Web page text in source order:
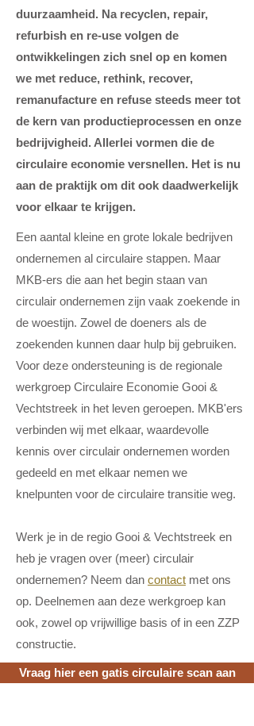
duurzaamheid. Na recyclen, repair,
refurbish en re-use volgen de
ontwikkelingen zich snel op en komen
we met reduce, rethink, recover,
remanufacture en refuse steeds meer tot
de kern van productieprocessen en onze
bedrijvigheid. Allerlei vormen die de
circulaire economie versnellen. Het is nu
aan de praktijk om dit ook daadwerkelijk
voor elkaar te krijgen.
Een aantal kleine en grote lokale bedrijven
ondernemen al circulaire stappen. Maar
MKB-ers die aan het begin staan van
circulair ondernemen zijn vaak zoekende in
de woestijn. Zowel de doeners als de
zoekenden kunnen daar hulp bij gebruiken.
Voor deze ondersteuning is de regionale
werkgroep Circulaire Economie Gooi &
Vechtstreek in het leven geroepen. MKB'ers
verbinden wij met elkaar, waardevolle
kennis over circulair ondernemen worden
gedeeld en met elkaar nemen we
knelpunten voor de circulaire transitie weg.
Werk je in de regio Gooi & Vechtstreek en
heb je vragen over (meer) circulair
ondernemen? Neem dan contact met ons
op. Deelnemen aan deze werkgroep kan
ook, zowel op vrijwillige basis of in een ZZP
constructie.
Vraag hier een gatis circulaire scan aan